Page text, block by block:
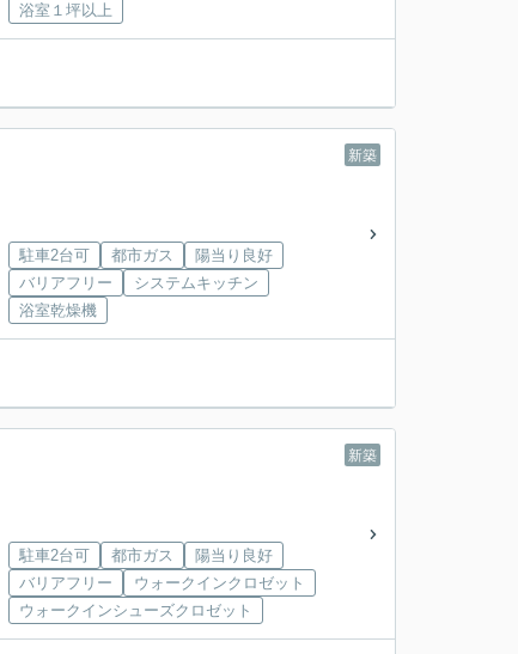
浴室１坪以上
新築
駐車2台可 都市ガス
陽当り良好
バリアフリー
システムキッチン
浴室乾燥機
新築
駐車2台可 都市ガス
陽当り良好
バリアフリー
ウォークインクロゼット
ウォークインシューズクロゼット